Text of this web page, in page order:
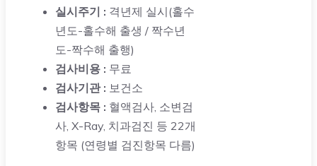
실시주기 : 격년제 실시(홀수
년도-홀수해 출생 / 짝수년
도-짝수해 출행)
검사비용 : 무료
검사기관 : 보건소
검사항목 : 혈액검사, 소변검
사, X-Ray, 치과검진 등 22개
항목 (연령별 검진항목 다름)